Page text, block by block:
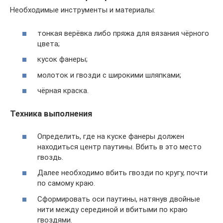
Необходимые инструменты и материалы:
тонкая верёвка либо пряжа для вязания чёрного
цвета;
кусок фанеры;
молоток и гвозди с широкими шляпками;
чёрная краска.
Техника выполнения
Определить, где на куске фанеры должен
находиться центр паутины. Вбить в это место
гвоздь.
Далее необходимо вбить гвозди по кругу, почти
по самому краю.
Сформировать оси паутины, натянув двойные
нити между серединой и вбитыми по краю
гвоздями.